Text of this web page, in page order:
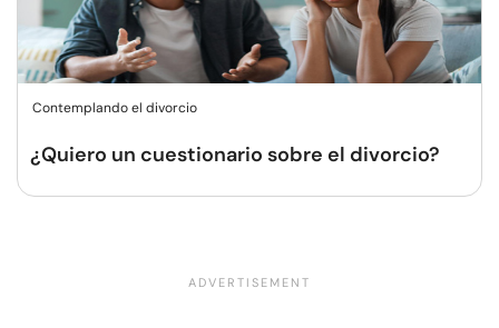
Contemplando el divorcio
¿Quiero un cuestionario sobre el divorcio?